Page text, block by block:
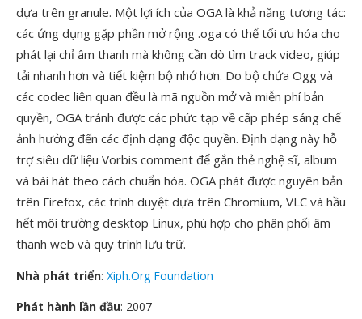
dựa trên granule. Một lợi ích của OGA là khả năng tương tác:
các ứng dụng gặp phần mở rộng .oga có thể tối ưu hóa cho
phát lại chỉ âm thanh mà không cần dò tìm track video, giúp
tải nhanh hơn và tiết kiệm bộ nhớ hơn. Do bộ chứa Ogg và
các codec liên quan đều là mã nguồn mở và miễn phí bản
quyền, OGA tránh được các phức tạp về cấp phép sáng chế
ảnh hưởng đến các định dạng độc quyền. Định dạng này hỗ
trợ siêu dữ liệu Vorbis comment để gắn thẻ nghệ sĩ, album
và bài hát theo cách chuẩn hóa. OGA phát được nguyên bản
trên Firefox, các trình duyệt dựa trên Chromium, VLC và hầu
hết môi trường desktop Linux, phù hợp cho phân phối âm
thanh web và quy trình lưu trữ.
Nhà phát triển: Xiph.Org Foundation
Phát hành lần đầu: 2007